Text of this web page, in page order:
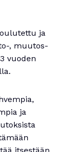
ja
, muutos-
vuoden
ja
itsestään